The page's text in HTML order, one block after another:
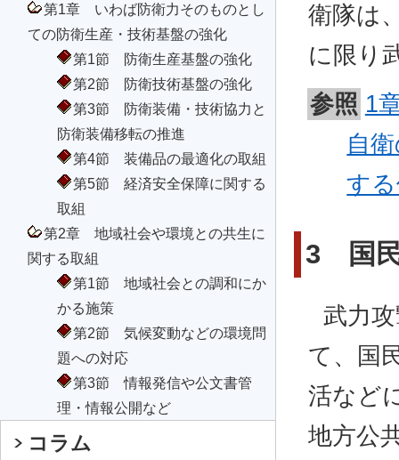
第1章 いわば防衛力そのものとし
ての防衛生産・技術基盤の強化
第1節 防衛生産基盤の強化
第2節 防衛技術基盤の強化
第3節 防衛装備・技術協力と
防衛装備移転の推進
第4節 装備品の最適化の取組
第5節 経済安全保障に関する
取組
第2章 地域社会や環境との共生に
関する取組
第1節 地域社会との調和にか
かる施策
第2節 気候変動などの環境問
題への対応
第3節 情報発信や公文書管
理・情報公開など
コラム
衛隊は
に限り
参照 1
自
す
3 国
武力
て、国
活など
地方公